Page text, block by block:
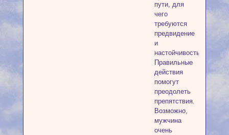
пути, для
чего
требуются
предвидение
и
настойчивость.
Правильные
действия
помогут
преодолеть
препятствия.
Возможно,
мужчина
очень